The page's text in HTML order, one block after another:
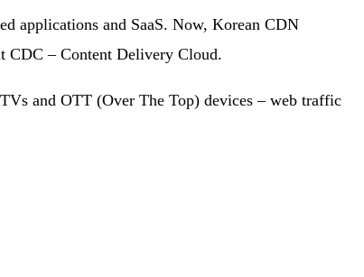
applications and SaaS. Now, Korean CDN
CDC – Content Delivery Cloud.
and OTT (Over The Top) devices – web traffic